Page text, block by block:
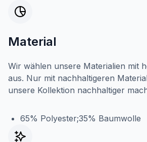
Material
Wir wählen unsere Materialien mit
aus. Nur mit nachhaltigeren
unsere Kollektion nachhaltiger
65% Polyester;35% Baumwolle